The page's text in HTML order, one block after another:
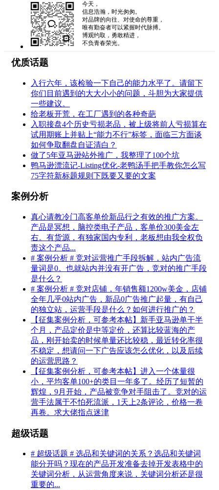
今天，
信息浩瀚，时光匆匆。
对品牌的向往、对使命的尊重，
唯有勤奋者可以紧握时代脉搏。
博观约取，勇敢精进，
不负青春荣光。
优质话题
入行六年，该检验一下自己的能力水平了。请留下
你们目前遇到的大大小小的问题，斗胆为大家提供
一些建议。
给老板开荒，在工厂遇到的各种奇葩
入职接盘4个历史亏损老品，被上级将前人亏损算在
试用期账上并贴上“能力不行”标签，面临三方面谈
如何争取翻盘自证清白？
做了5年亚马逊站外推广，我整理了100个坑
鸭马逊漂流记-Listing优化-老鸭汤手把手教你怎么写
75字符新标题规则下既要又要的文案
案例分析
真心请教冷门高客单价新品行之有效的推广方案。
产品是冥想，脑控类电子产品，客单价300美金左
右。有货源，有独家国内专利，老板想由我全权负
责这个产品...
# 案例分析 # 竞对运营推广手段拆解，站内广告流
量词是0。也就站内并没有开广告，竞对的推广手段
是什么？
# 案例分析 # 竞对店铺，年销售额1200w美金，店铺
全年几乎0站内广告，新品0广告推广起量，有自己
的独立站，运营手段是什么？如何进行推广的？
【征集案例分析，可参考本帖】新手亚马逊单干半
个月，产品定价是中等定价，还算比较蓝海的产
品，刚开始卖的时候单量还比较稳，最近转化率很
不稳定，想请问一下广告应该怎么优化，以及后续
的运营思路？
【征集案例分析，可参考本帖】进入一个体量很
小，平均客单100+的类目一年多了。经历了短暂的
辉煌，9月开始，产品被竞争对手阻击了。竞对的运
营手法属于不怕死流派，1天上2条评论，价格一卷
再卷。求大佬指点迷津
超级话题
# 超级话题 # 选品和关键词的关系？选品和关键词
能分开吗？现在的产品开发准备去掉开发表格中的
关键词分析，从运营角度来说，关键词分析还是很
重要的...